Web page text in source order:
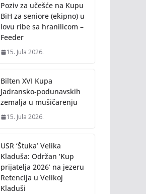
Poziv za učešće na Kupu
BiH za seniore (ekipno) u
lovu ribe sa hranilicom –
Feeder
15. Jula 2026.
Bilten XVI Kupa
Jadransko-podunavskih
zemalja u mušičarenju
15. Jula 2026.
USR ‘Štuka’ Velika
Kladuša: Održan ‘Kup
prijatelja 2026’ na jezeru
Retencija u Velikoj
Kladuši